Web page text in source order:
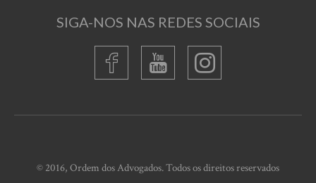
SIGA-NOS NAS REDES SOCIAIS
© 2016, Ordem dos Advogados. Todos os direitos reservados